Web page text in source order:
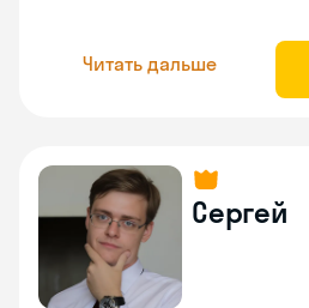
Читать дальше
Сергей